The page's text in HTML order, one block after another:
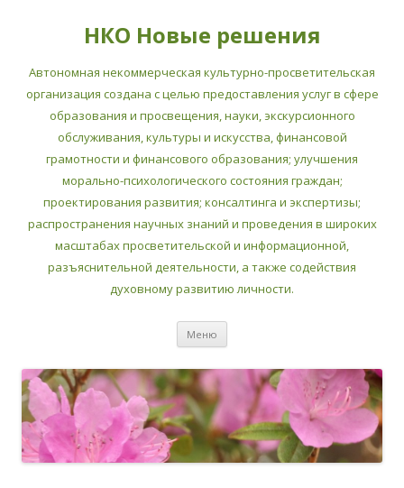
НКО Новые решения
Автономная некоммерческая культурно-просветительская
организация создана с целью предоставления услуг в сфере
образования и просвещения, науки, экскурсионного
обслуживания, культуры и искусства, финансовой
грамотности и финансового образования; улучшения
морально-психологического состояния граждан;
проектирования развития; консалтинга и экспертизы;
распространения научных знаний и проведения в широких
масштабах просветительской и информационной,
разъяснительной деятельности, а также содействия
духовному развитию личности.
Меню